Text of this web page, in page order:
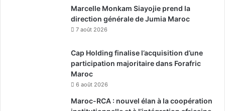
Marcelle Monkam Siayojie prend la
direction générale de Jumia Maroc
7 août 2026
Cap Holding finalise l’acquisition d’une
participation majoritaire dans Forafric
Maroc
6 août 2026
Maroc-RCA : nouvel élan à la coopération